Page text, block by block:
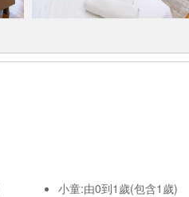
小童:由0到1歲(包含1歲)